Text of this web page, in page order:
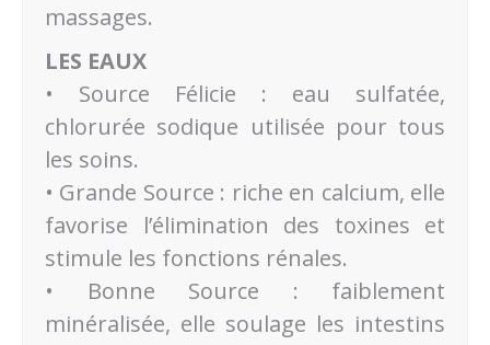
massages.
LES EAUX
• Source Félicie : eau sulfatée,
chlorurée sodique utilisée pour tous
les soins.
• Grande Source : riche en calcium, elle
favorise l’élimination des toxines et
stimule les fonctions rénales.
• Bonne Source : faiblement
minéralisée, elle soulage les intestins